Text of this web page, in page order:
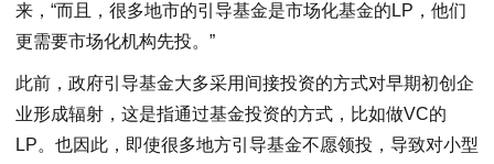
来，“而且，很多地市的引导基金是市场化基金的LP，他们
更需要市场化机构先投。”
此前，政府引导基金大多采用间接投资的方式对早期初创企
业形成辐射，这是指通过基金投资的方式，比如做VC的
LP。也因此，即使很多地方引导基金不愿领投，导致对小型